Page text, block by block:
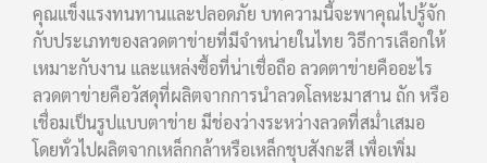
คุณแข็งแรงทนทานและปลอดภัย บทความนี้จะพาคุณไปรู้จัก
กับประเภทของลวดตาข่ายที่มีจำหน่ายในไทย วิธีการเลือกให้
เหมาะกับงาน และแหล่งซื้อที่น่าเชื่อถือ ลวดตาข่ายคืออะไร
ลวดตาข่ายคือวัสดุที่ผลิตจากการนำลวดโลหะมาสาน ถัก หรือ
เชื่อมเป็นรูปแบบตาข่าย มีช่องว่างระหว่างลวดที่สม่ำเสมอ
โดยทั่วไปผลิตจากเหล็กกล้าหรือเหล็กชุบสังกะสี เพื่อเพิ่ม